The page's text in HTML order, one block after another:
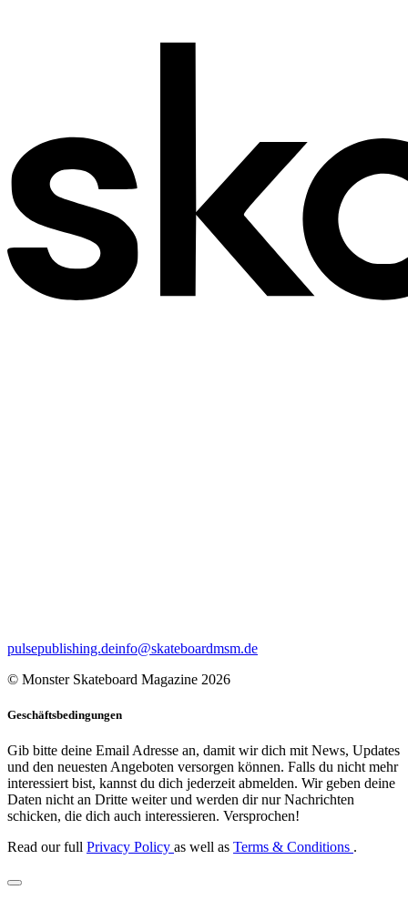
pulsepublishing.deinfo@skateboardmsm.de
© Monster Skateboard Magazine 2026
Geschäftsbedingungen
Gib bitte deine Email Adresse an, damit wir dich mit News, Updates
und den neuesten Angeboten versorgen können. Falls du nicht mehr
interessiert bist, kannst du dich jederzeit abmelden. Wir geben deine
Daten nicht an Dritte weiter und werden dir nur Nachrichten
schicken, die dich auch interessieren. Versprochen!
Read our full Privacy Policy as well as Terms & Conditions .